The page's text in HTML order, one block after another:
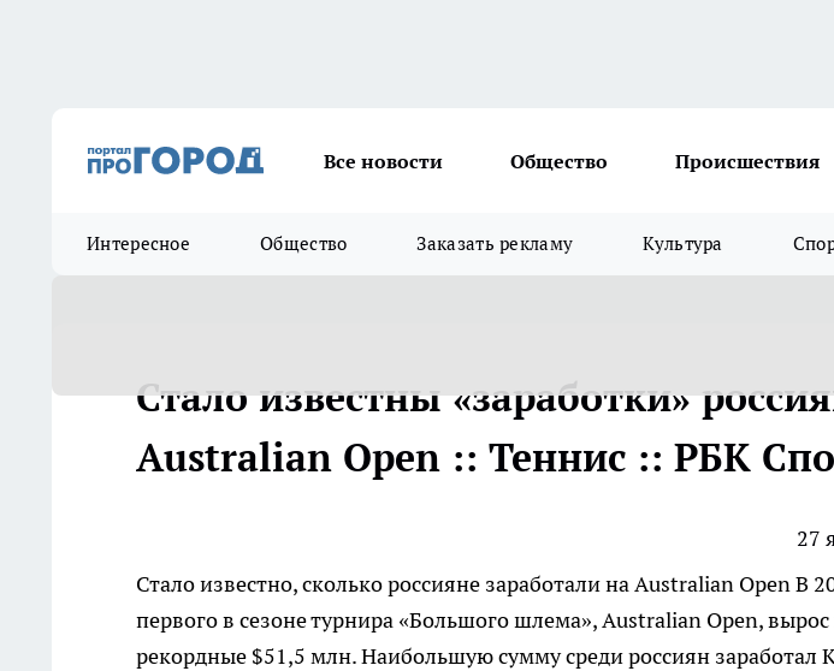
Все новости Общество Происшествия
Интересное Общество Заказать рекламу Культура
Стало известны «заработки»
Australian Open :: Теннис :: РБК
27
Стало известно, сколько россияне заработали на Australian OpenВ
первого в сезоне турнира «Большого шлема», Australian Open, вырос
рекордные $51,5 млн. Наибольшую сумму среди россиян заработал